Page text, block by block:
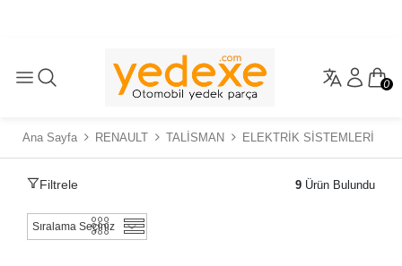
0
Ana Sayfa RENAULT TALİSMAN ELEKTRİK SİSTEMLERİ
Filtrele 9 Ürün Bulundu